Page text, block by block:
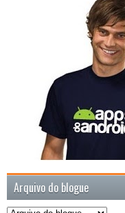
Arquivo do blogue